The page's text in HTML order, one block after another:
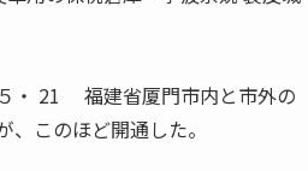
・ 21 福建省厦門市内と市外の
このほど開通した。